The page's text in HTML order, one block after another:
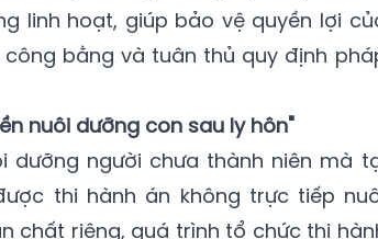
linh hoạt, giúp bảo vệ quyền lợi
bằng và tuân thủ quy định
nuôi dưỡng con sau ly hôn"
dưỡng người chưa thành niên mà
thi hành án không trực tiếp
chất riêng, quá trình tổ chức thi